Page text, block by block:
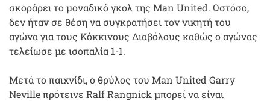
σκοράρει το μοναδικό γκολ της Man United. Ωστόσο,
δεν ήταν σε θέση να συγκρατήσει τον νικητή του
αγώνα για τους Κόκκινους Διαβόλους καθώς ο αγώνας
τελείωσε με ισοπαλία 1-1.
Μετά το παιχνίδι, ο θρύλος του Man United Garry
Neville πρότεινε Ralf Rangnick μπορεί να είναι